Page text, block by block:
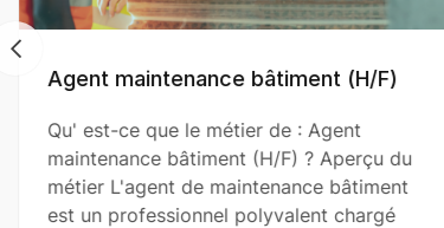
Agent maintenance bâtiment (H/F)
Qu' est-ce que le métier de : Agent
maintenance bâtiment (H/F) ? Aperçu du
métier L'agent de maintenance bâtiment
est un professionnel polyvalent chargé